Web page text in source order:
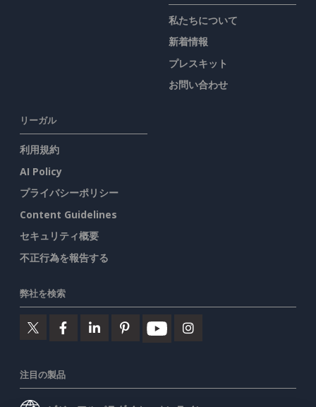
私たちについて
新着情報
プレスキット
お問い合わせ
リーガル
利用規約
AI Policy
プライバシーポリシー
Content Guidelines
セキュリティ概要
不正行為を報告する
弊社を検索
注目の製品